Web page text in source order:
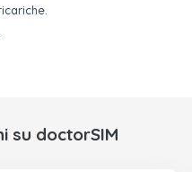
su doctorSIM